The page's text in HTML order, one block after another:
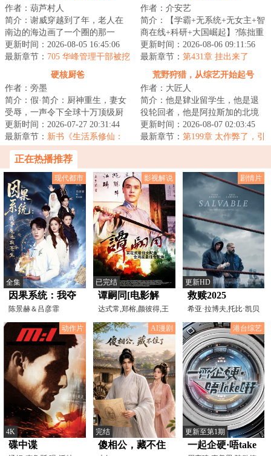
作者：葫芦村人
简介：谢威穿越到了年，老人在
南边的海边画了一个圈的那一
年，也是恢复高考的第二年。了
解时代发展脉络的...
更新时间：2026-08-05 16:45:06
最新章节： 705 华峰管理干部被挖
走一半，国际巨头的釜底抽薪之
作者：介安艺
简介：【学霸+无系统+无女主+智
商在线+科研+大国崛起】?陈拙重
生回了婴儿时期。但他没有系
统，没有随身空...
更新时间：2026-08-06 09:11:56
最新章节： 第431章 挂出来了
硬核厨爸
作者：旁墨
简介：假·简介：厨神重生，妻女
受辱，一声令下全球十万顶级厨
师集结……真·简介：这是一个顶
尖厨艺大师...
更新时间：2026-07-27 20:31:44
最新章节： 新书《生活系修仙：
乡野厨修到东厨司命》求支持！
荒野狩猎，从综艺开始起号
作者：大匠人
简介：他是肄业留学生，他是退
役轮回者，他是阿拉斯加的北境
牛仔，他更是一名初出茅庐的荒
野新人博主。故...
更新时间：2026-08-07 02:03:45
最新章节： 第199章 太作弊了，引
正在热播推荐
现代都市
全集
因果系统：我夺
气运救苍生
陈景赫＆吕彦霏
影视解说
已完结
谭嗣同[电影解
说]
达式常,郑榕,颜彼得,王
洪生,顾岚,宋晓英,王
剧情片
更新HD
救赎2025
希亚·拉博夫,托比·凯贝
尔,詹姆斯·科兹莫
动作片
4K
碟中谍
AI漫剧
完结
傻相公，藏不住
港台综艺
更新至第1期
一起企硬·唔take